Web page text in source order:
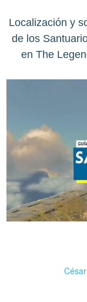
Localización y
de los
en The